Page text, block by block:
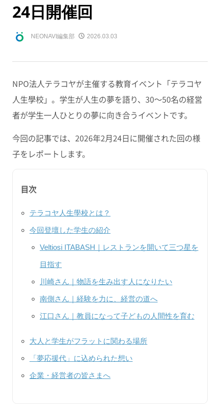
24日開催回
NEONAVI編集部 2026.03.03
NPO法人テラコヤが主催する教育イベント「テラコヤ
人生學校」。学生が人生の夢を語り、30〜50名の経営
者が学生一人ひとりの夢に向き合うイベントです。
今回の記事では、2026年2月24日に開催された回の様
子をレポートします。
目次
テラコヤ人生學校とは？
今回登壇した学生の紹介
Veltiosi ITABASH｜レストランを開いて三つ星を
目指す
川崎さん｜物語を生み出す人になりたい
南側さん｜経験を力に、経営の道へ
江口さん｜教員になって子どもの人間性を育む
大人と学生がフラットに関わる場所
「夢応援代」に込められた想い
企業・経営者の皆さまへ